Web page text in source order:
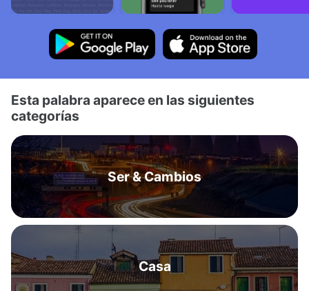
Esta palabra aparece en las siguientes
categorías
Ser & Cambios
Casa